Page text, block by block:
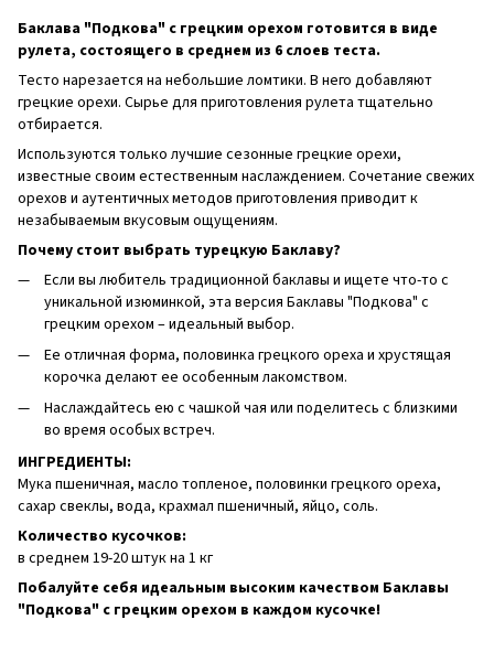
Баклава "Подкова" с грецким орехом готовится в виде
рулета, состоящего в среднем из 6 слоев теста.
Тесто нарезается на небольшие ломтики. В него добавляют
грецкие орехи. Сырье для приготовления рулета тщательно
отбирается.
Используются только лучшие сезонные грецкие орехи,
известные своим естественным наслаждением. Сочетание свежих
орехов и аутентичных методов приготовления приводит к
незабываемым вкусовым ощущениям.
Почему стоит выбрать турецкую Баклаву?
Если вы любитель традиционной баклавы и ищете что-то с
уникальной изюминкой, эта версия Баклавы "Подкова" с
грецким орехом – идеальный выбор.
Ее отличная форма, половинка грецкого ореха и хрустящая
корочка делают ее особенным лакомством.
Наслаждайтесь ею с чашкой чая или поделитесь с близкими
во время особых встреч.
ИНГРЕДИЕНТЫ:
Мука пшеничная, масло топленое, половинки грецкого ореха,
сахар свеклы, вода, крахмал пшеничный, яйцо, соль.
Количество кусочков:
в среднем 19-20 штук на 1 кг
Побалуйте себя идеальным высоким качеством Баклавы
"Подкова" с грецким орехом в каждом кусочке!